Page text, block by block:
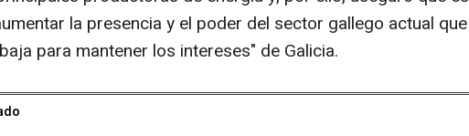
la presencia y el poder del sector gallego actual que
para mantener los intereses" de Galicia.